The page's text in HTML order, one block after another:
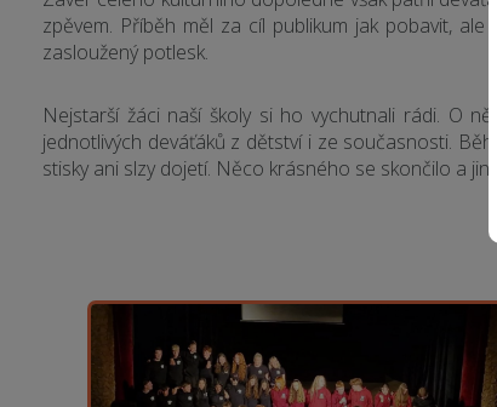
zpěvem. Příběh měl za cíl publikum jak pobavit,
zasloužený potlesk.
Nejstarší žáci naší školy si ho vychutnali rádi. O
jednotlivých deváťáků z dětství i ze současnosti.
stisky ani slzy dojetí. Něco krásného se skončilo a
Saskia